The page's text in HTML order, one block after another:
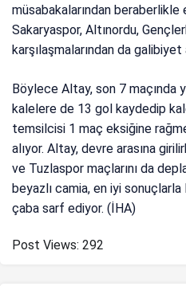
müsabakalarından beraberlikle
Sakaryaspor, Altınordu,
karşılaşmalarından da
Böylece Altay, son 7 maçında
kalelere de 13 gol kaydedip
temsilcisi 1 maç eksiğine
alıyor. Altay, devre arasına
ve Tuzlaspor maçlarını da
beyazlı camia, en iyi
çaba sarf ediyor. (İHA)
Post Views: 292